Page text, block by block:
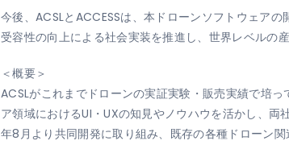
今後、ACSLとACCESSは、本ドローンソフトウェア
受容性の向上による社会実装を推進し、世界レベルの
＜概要＞
ACSLがこれまでドローンの実証実験・販売実績で培
ア領域におけるUI・UXの知見やノウハウを活かし、
年8月より共同開発に取り組み、既存の各種ドローン